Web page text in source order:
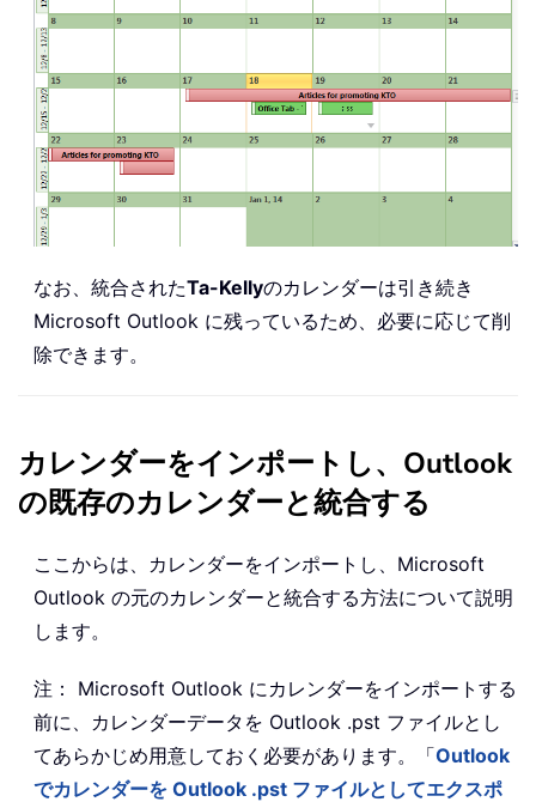
なお、統合されたTa-Kellyのカレンダーは引き続き
Microsoft Outlook に残っているため、必要に応じて削
除できます。
カレンダーをインポートし、Outlook
の既存のカレンダーと統合する
ここからは、カレンダーをインポートし、Microsoft
Outlook の元のカレンダーと統合する方法について説明
します。
注： Microsoft Outlook にカレンダーをインポートする
前に、カレンダーデータを Outlook .pst ファイルとし
てあらかじめ用意しておく必要があります。「Outlook
でカレンダーを Outlook .pst ファイルとしてエクスポ